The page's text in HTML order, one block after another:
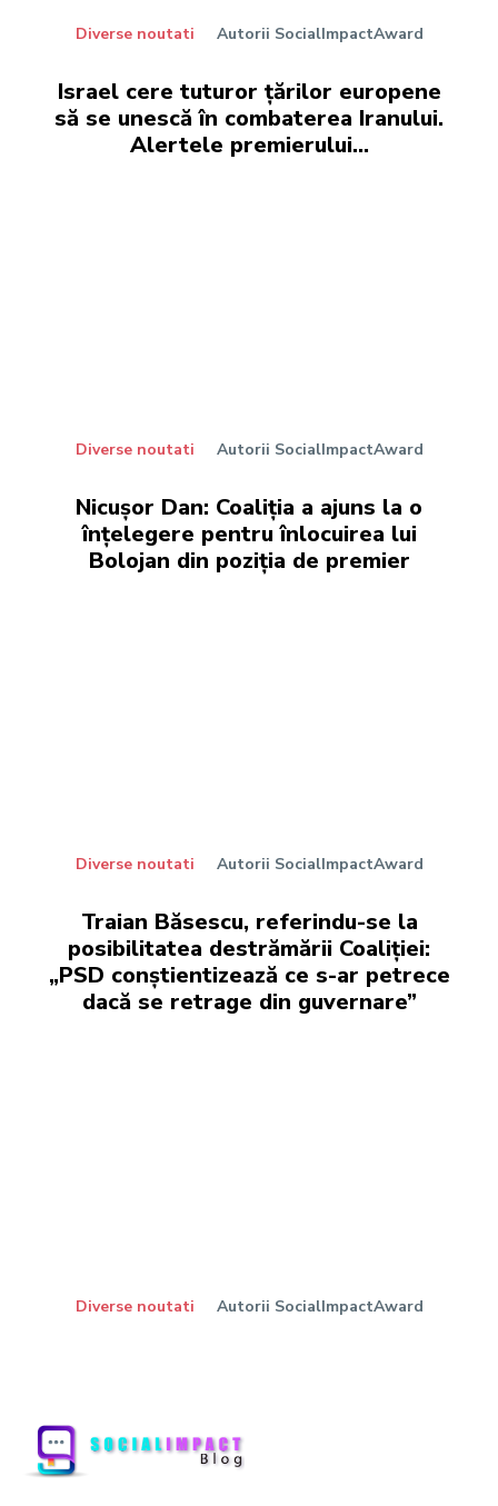
Diverse noutati Autorii SocialImpactAward
Israel cere tuturor țărilor europene
să se unescă în combaterea Iranului.
Alertele premierului…
Diverse noutati Autorii SocialImpactAward
Nicușor Dan: Coaliția a ajuns la o
înțelegere pentru înlocuirea lui
Bolojan din poziția de premier
Diverse noutati Autorii SocialImpactAward
Traian Băsescu, referindu-se la
posibilitatea destrămării Coaliției:
„PSD conștientizează ce s-ar petrece
dacă se retrage din guvernare”
Diverse noutati Autorii SocialImpactAward